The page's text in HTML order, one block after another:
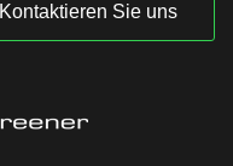
Kontaktieren Sie uns